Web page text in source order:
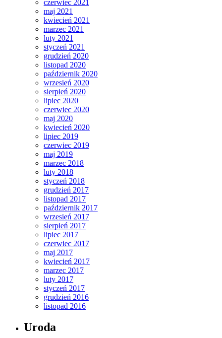
czerwiec 2021
maj 2021
kwiecień 2021
marzec 2021
luty 2021
styczeń 2021
grudzień 2020
listopad 2020
październik 2020
wrzesień 2020
sierpień 2020
lipiec 2020
czerwiec 2020
maj 2020
kwiecień 2020
lipiec 2019
czerwiec 2019
maj 2019
marzec 2018
luty 2018
styczeń 2018
grudzień 2017
listopad 2017
październik 2017
wrzesień 2017
sierpień 2017
lipiec 2017
czerwiec 2017
maj 2017
kwiecień 2017
marzec 2017
luty 2017
styczeń 2017
grudzień 2016
listopad 2016
Uroda